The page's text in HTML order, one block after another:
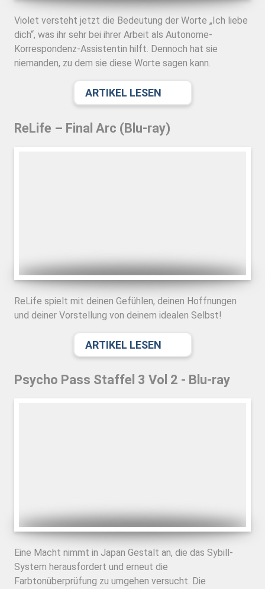
Violet versteht jetzt die Bedeutung der Worte „Ich liebe
dich“, was ihr sehr bei ihrer Arbeit als Autonome-
Korrespondenz-Assistentin hilft. Dennoch hat sie
niemanden, zu dem sie diese Worte sagen kann.
ARTIKEL LESEN
ReLife – Final Arc (Blu-ray)
ReLife spielt mit deinen Gefühlen, deinen Hoffnungen
und deiner Vorstellung von deinem idealen Selbst!
ARTIKEL LESEN
Psycho Pass Staffel 3 Vol 2 - Blu-ray
Eine Macht nimmt in Japan Gestalt an, die das Sybill-
System herausfordert und erneut die
Farbtonüberprüfung zu umgehen versucht. Die